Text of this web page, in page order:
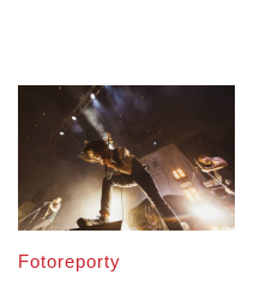
Fotoreporty